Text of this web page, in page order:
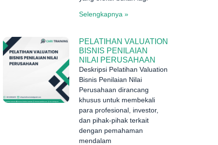
Selengkapnya »
PELATIHAN VALUATION
BISNIS PENILAIAN
NILAI PERUSAHAAN
Deskripsi Pelatihan Valuation
Bisnis Penilaian Nilai
Perusahaan dirancang
khusus untuk membekali
para profesional, investor,
dan pihak-pihak terkait
dengan pemahaman
mendalam